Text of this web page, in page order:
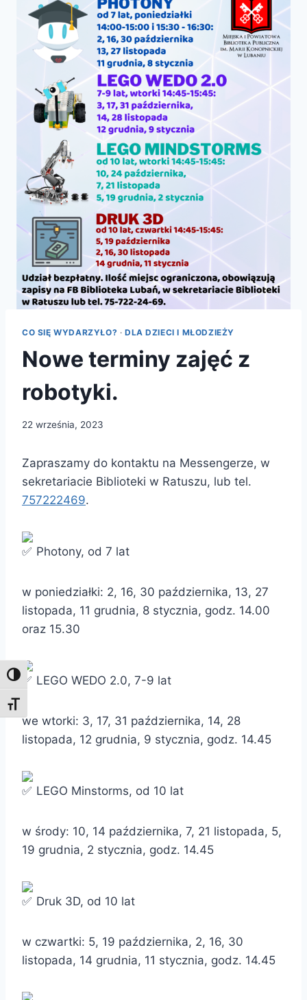
Toggle High Contrast
Toggle Font size
CO SIĘ WYDARZYŁO? · DLA DZIECI I MŁODZIEŻY
Nowe terminy zajęć z
robotyki.
22 września, 2023
Zapraszamy do kontaktu na Messengerze, w
sekretariacie Biblioteki w Ratuszu, lub tel.
757222469.
Photony, od 7 lat
w poniedziałki: 2, 16, 30 października, 13, 27
listopada, 11 grudnia, 8 stycznia, godz. 14.00
oraz 15.30
LEGO WEDO 2.0, 7-9 lat
we wtorki: 3, 17, 31 października, 14, 28
listopada, 12 grudnia, 9 stycznia, godz. 14.45
LEGO Minstorms, od 10 lat
w środy: 10, 14 października, 7, 21 listopada, 5,
19 grudnia, 2 stycznia, godz. 14.45
Druk 3D, od 10 lat
w czwartki: 5, 19 października, 2, 16, 30
listopada, 14 grudnia, 11 stycznia, godz. 14.45